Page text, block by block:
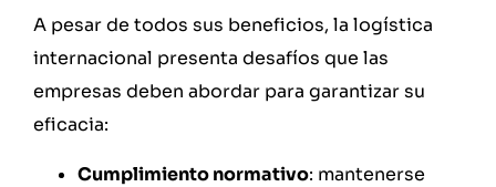
A pesar de todos sus beneficios, la logística
internacional presenta desafíos que las
empresas deben abordar para garantizar su
eficacia:
Cumplimiento normativo: mantenerse